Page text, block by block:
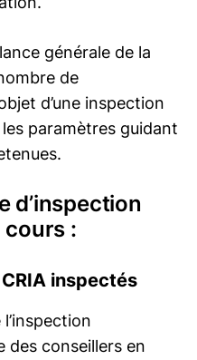
générale de la
de
d’une inspection
paramètres guidant
d’inspection
cours :
inspectés
des conseillers en